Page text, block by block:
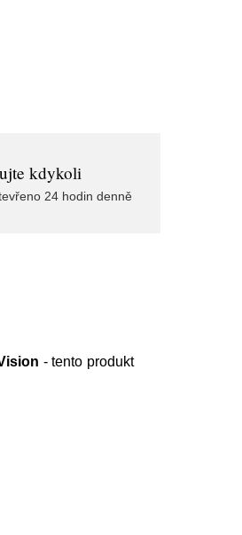
kdykoli
24 hodin denně
- tento produkt